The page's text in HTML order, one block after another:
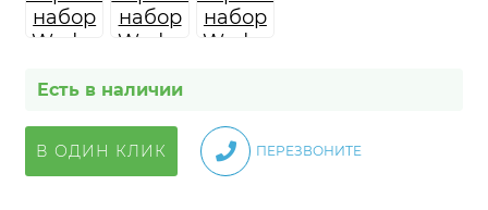
Есть в наличии
В ОДИН КЛИК ПЕРЕЗВОНИТЕ